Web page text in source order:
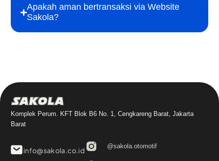
Apakah aman bertransaksi via Website
Sakola?
Sakola
Komplek Perum. KFT Blok B6 No. 1, Cengkareng Barat, Jakarta
Barat
info@sakola.co.id @sakola.otomotif